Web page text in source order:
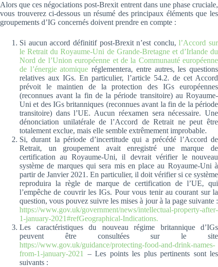
Alors que ces négociations post-Brexit entrent dans une phase cruciale,
vous trouverez ci-dessous un résumé des principaux éléments que les
groupements d’IG concernés doivent prendre en compte :
Si aucun accord définitif post-Brexit n’est conclu,l’Accord sur
le Retrait du Royaume-Uni de Grande-Bretagne et d’Irlande du
Nord de l’Union européenne et de la Communauté européenne
de l’énergie atomiqueréglementera, entre autres, les questions
relatives aux IGs. En particulier, l’article 54.2. de cet Accord
prévoit le maintien de la protection des IGs européennes
(reconnues avant la fin de la période transitoire) au Royaume-
Uni et des IGs britanniques (reconnues avant la fin de la période
transitoire) dans l’UE. Aucun réexamen sera nécessaire. Une
dénonciation unilatérale de l’Accord de Retrait ne peut être
totalement exclue, mais elle semble extrêmement improbable.
Si, durant la période d’incertitude qui a précédé l’Accord de
Retrait, un groupement avait enregistré une marque de
certification au Royaume-Uni, il devrait vérifier le nouveau
système de marques qui sera mis en place au Royaume-Uni à
partir de Janvier 2021. En particulier, il doit vérifier si ce système
reproduira la règle de marque de certification de l’UE, qui
l’empêche de couvrir les IGs. Pour vous tenir au courant sur la
question, vous pouvez suivre les mises à jour à la page suivante :
https://www.gov.uk/government/news/intellectual-property-after-
1-january-2021#refGeographical-Indications.
Les caractéristiques du nouveau régime britannique d’IGs
peuvent être consultées sur le site
https://www.gov.uk/guidance/protecting-food-and-drink-names-
from-1-january-2021
– Les points les plus pertinents sont les
suivants :